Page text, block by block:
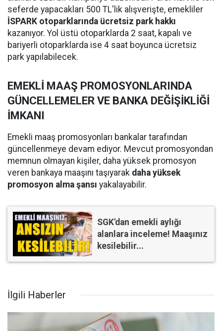
seferde yapacakları 500 TL'lik alışverişte, emekliler
İSPARK otoparklarında ücretsiz park hakkı
kazanıyor. Yol üstü otoparklarda 2 saat, kapalı ve
bariyerli otoparklarda ise 4 saat boyunca ücretsiz
park yapılabilecek.
EMEKLİ MAAŞ PROMOSYONLARINDA
GÜNCELLEMELER VE BANKA DEĞİŞİKLİĞİ
İMKANI
Emekli maaş promosyonları bankalar tarafından
güncellenmeye devam ediyor. Mevcut promosyondan
memnun olmayan kişiler, daha yüksek promosyon
veren bankaya maaşını taşıyarak daha yüksek
promosyon alma şansı yakalayabilir.
SGK'dan emekli aylığı
alanlara inceleme! Maaşınız
kesilebilir...
İlgili Haberler